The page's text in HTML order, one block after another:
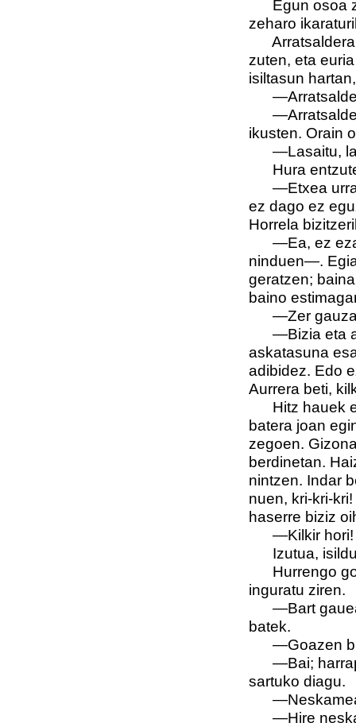
Egun osoa
zeharo
zuten, eta
isiltasun
—Arratsalde
—Arratsalde
ikusten. Orain
—Lasaitu,
Hura
—Etxea
ez dago ez
Horrela
—Ea, ez
ninduen—.
geratzen;
baino
—Zer gauza
—Bizia eta
askatasuna
adibidez. Edo
Aurrera beti,
Hitz hauek
batera joan
zegoen.
berdinetan.
nintzen. Indar
nuen, kri-kri-
haserre biziz
—Kilkir hori!
Izutua, isildu
Hurrengo
inguratu ziren.
—Bart
batek.
—Goazen
—Bai;
sartuko diagu.
—Hire